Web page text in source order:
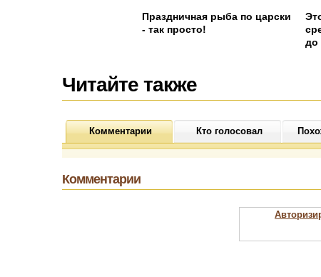
Праздничная рыба по царски
- так просто!
дo
Читайте также
Комментарии Кто голосовал
Комментарии